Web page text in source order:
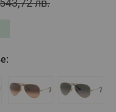
543,72 лв.